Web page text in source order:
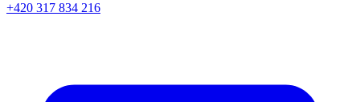
+420 317 834 216